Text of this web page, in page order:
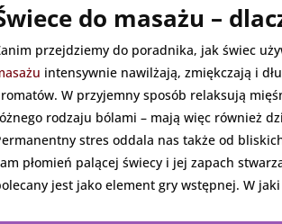
do masażu –
przejdziemy do poradnika, jak świec
intensywnie nawilżają, zmiękczają i
W przyjemny sposób relaksują
rodzaju bólami – mają więc również
stres oddala nas także od
płomień palącej świecy i jej zapach
jest jako element gry wstępnej. W